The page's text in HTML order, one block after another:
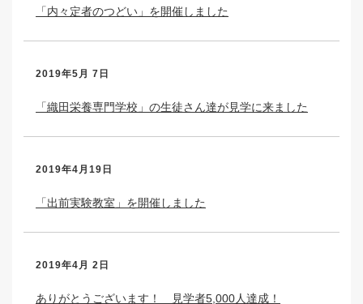
「内々定者のつどい」を開催しました
2019年5月 7日
「織田栄養専門学校」の生徒さん達が見学に来ました
2019年4月19日
「出前実験教室」を開催しました
2019年4月 2日
ありがとうございます！ 見学者5,000人達成！